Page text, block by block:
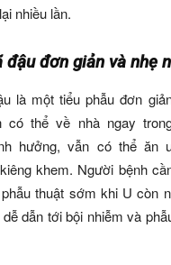
nhiều lần.
đậu đơn giản và nhẹ
là một tiểu phẫu đơn
có thể về nhà ngay
hưởng, vẫn có thể ăn
khem. Người bệnh
thuật sớm khi U còn
dẫn tới bội nhiễm và